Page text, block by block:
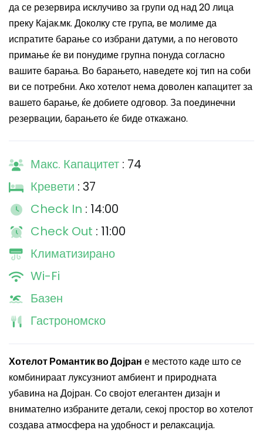
да се резервира исклучиво за групи од над 20 лица
преку Кајак.мк. Доколку сте група, ве молиме да
испратите барање со избрани датуми, а по неговото
примање ќе ви понудиме групна понуда согласно
вашите барања. Во барањето, наведете кој тип на соби
ви се потребни. Ако хотелот нема доволен капацитет за
вашето барање, ќе добиете одговор. За поединечни
резервации, барањето ќе биде откажано.
Макс. Капацитет : 74
Кревети : 37
Check In : 14:00
Check Out : 11:00
Климатизирано
Wi-Fi
Базен
Гастрономско
Хотелот Романтик во Дојран е местото каде што се
комбинираат луксузниот амбиент и природната
убавина на Дојран. Со својот елегантен дизајн и
внимателно избраните детали, секој простор во хотелот
создава атмосфера на удобност и релаксација.